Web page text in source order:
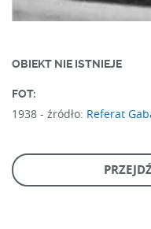
OBIEKT NIE ISTNIEJE
FOT:
1938 - źródło: Referat